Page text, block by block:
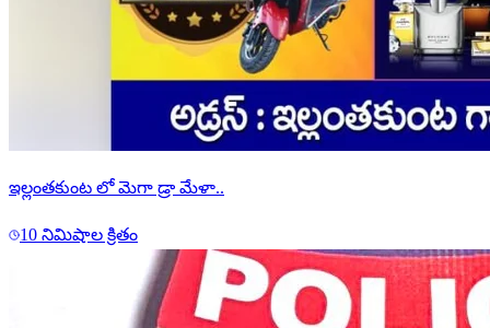
ఇల్లంతకుంట లో మెగా డ్రా మేళా..
10 నిమిషాల క్రితం